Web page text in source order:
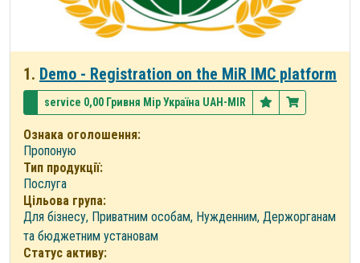
1. Demo - Registration on the MiR IMC platform
service 0,00 Гривня Мір Україна UAH-MIR
Ознака оголошення:
Пропоную
Тип продукції:
Послуга
Цільова група:
Для бізнесу, Приватним особам, Нужденним, Держорганам
та бюджетним установам
Статус активу: